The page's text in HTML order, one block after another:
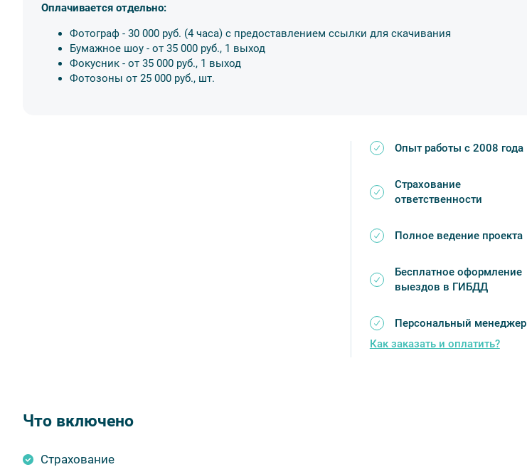
Оплачивается отдельно:
Фотограф - 30 000 руб. (4 часа) с предоставлением ссылки для скачивания
Бумажное шоу - от 35 000 руб., 1 выход
Фокусник - от 35 000 руб., 1 выход
Фотозоны от 25 000 руб., шт.
Опыт работы с 2008 года
Страхование
ответственности
Полное ведение проекта
Бесплатное оформление
выездов в ГИБДД
Персональный менеджер
Как заказать и оплатить?
Что включено
Страхование